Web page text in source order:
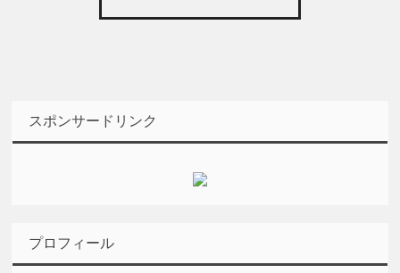
スポンサードリンク
プロフィール